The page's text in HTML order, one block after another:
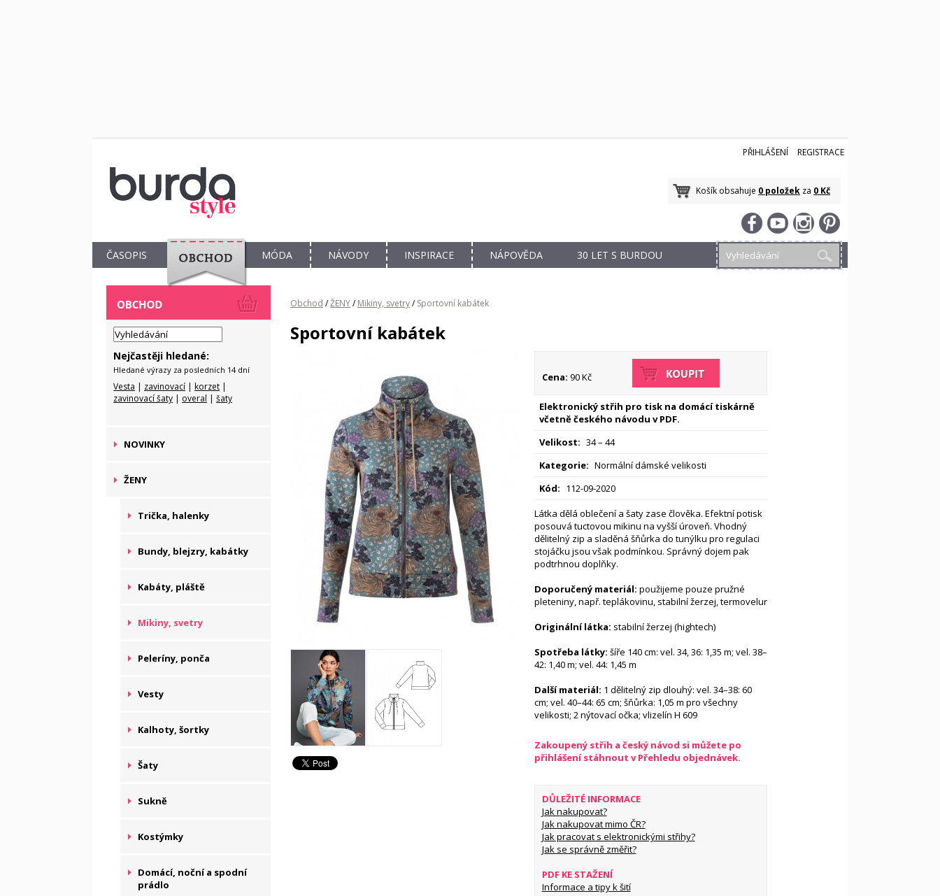
PŘIHLÁŠENÍ REGISTRACE
Košík obsahuje 0 položek za 0 Kč
ČASOPIS
OBCHOD
MÓDA NÁVODY INSPIRACE NÁPOVĚDA 30 LET S BURDOU
Nejčastěji hledané:
Hledané výrazy za posledních 14 dní
Vesta | zavinovací | korzet |
zavinovací šaty | overal | šaty
NOVINKY
ŽENY
Trička, halenky
Bundy, blejzry, kabátky
Kabáty, pláště
Mikiny, svetry
Peleríny, ponča
Vesty
Kalhoty, šortky
Šaty
Sukně
Kostýmky
Domácí, noční a spodní
prádlo
Obchod /ŽENY/ Mikiny, svetry/ Sportovní kabátek
Sportovní kabátek
Cena: 90 Kč
Elektronický střih pro tisk na domácí tiskárně
včetně českého návodu v PDF.
Velikost: 34 – 44
Kategorie: Normální dámské velikosti
Kód: 112-09-2020
Látka dělá oblečení a šaty zase člověka. Efektní potisk
posouvá tuctovou mikinu na vyšší úroveň. Vhodný
dělitelný zip a sladěná šňůrka do tunýlku pro regulaci
stojáčku jsou však podmínkou. Správný dojem pak
podtrhnou doplňky.
Doporučený materiál: použijeme pouze pružné
pleteniny, např. teplákovinu, stabilní žerzej, termovelur
Originální látka: stabilní žerzej (hightech)
Spotřeba látky: šíře 140 cm: vel. 34, 36: 1,35 m; vel. 38–
42: 1,40 m; vel. 44: 1,45 m
Další materiál: 1 dělitelný zip dlouhý: vel. 34–38: 60
cm; vel. 40–44: 65 cm; šňůrka: 1,05 m pro všechny
velikosti; 2 nýtovací očka; vlizelín H 609
Zakoupený střih a český návod si můžete po
přihlášení stáhnout v Přehledu objednávek.
DŮLEŽITÉ INFORMACE
Jak nakupovat?
Jak nakupovat mimo ČR?
Jak pracovat s elektronickými střihy?
Jak se správně změřit?
PDF KE STAŽENÍ
Informace a tipy k šití